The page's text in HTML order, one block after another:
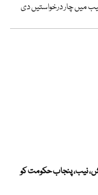
میں چار درخواستیں دی
کی پیشکش، نیب، پنجاب حکومت کو